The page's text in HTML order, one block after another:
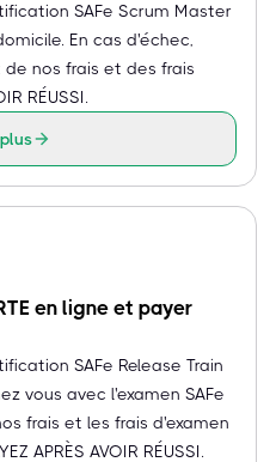
SAFe Scrum Master
En cas d'échec,
nos frais et des frais
RÉUSSI.
en ligne et payer
SAFe Release Train
vous avec l'examen SAFe
frais et les frais d'examen
APRÈS AVOIR RÉUSSI.